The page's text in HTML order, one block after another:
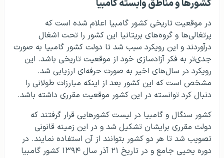
کشورها و مناطق وابسته گامبیا
در موقعیت تاریخی کشور گامبیا اعلام شده است که
پرتغالی‌ها و گروه‌های بریتانیا این کشور را تحت اشغال
درآوردند و این رویکرد سبب شد تا دولت کشور گامبیا به صورت
جدی‌تر به فکر آزادسازی خود از موقعیت تاریخی باشد. این
رویکرد در سال‌های اخیر به صورت حرفه‌ای ارزیابی شد.
مشخص است که این کشور بعد از اینکه مبارزات طولانی را
دنبال کرد توانسته در این کشور موقعیت مقرری داشته باشد.
کشور سنگال و گامبیا در لیست کشورهایی قرار گرفتند که
دولت مقرری برایشان تشکیل شد و در این زمینه قانونی
تصویب شد تا هر دو کشور بتوانند از آن استفاده نمایند. در
دوره یحیی جامع و در تاریخ ۲۱ آذر سال ۱۳۹۴ کشور گامبیا